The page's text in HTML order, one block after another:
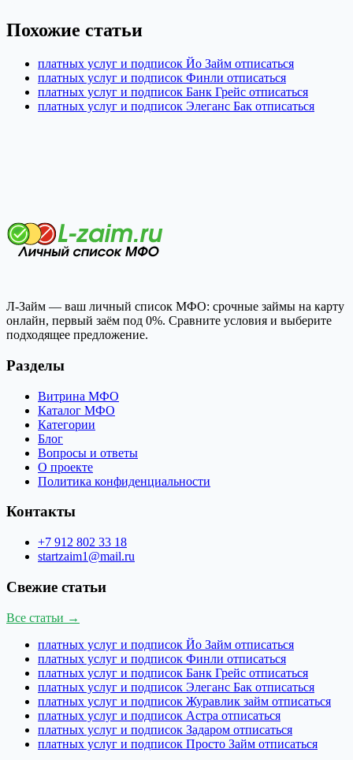
Похожие статьи
платных услуг и подписок Йо Займ отписаться
платных услуг и подписок Финли отписаться
платных услуг и подписок Банк Грейс отписаться
платных услуг и подписок Элеганс Бак отписаться
Л-Займ — ваш личный список МФО: срочные займы на карту
онлайн, первый заём под 0%. Сравните условия и выберите
подходящее предложение.
Разделы
Витрина МФО
Каталог МФО
Категории
Блог
Вопросы и ответы
О проекте
Политика конфиденциальности
Контакты
+7 912 802 33 18
startzaim1@mail.ru
Свежие статьи
Все статьи →
платных услуг и подписок Йо Займ отписаться
платных услуг и подписок Финли отписаться
платных услуг и подписок Банк Грейс отписаться
платных услуг и подписок Элеганс Бак отписаться
платных услуг и подписок Журавлик займ отписаться
платных услуг и подписок Астра отписаться
платных услуг и подписок Задаром отписаться
платных услуг и подписок Просто Займ отписаться